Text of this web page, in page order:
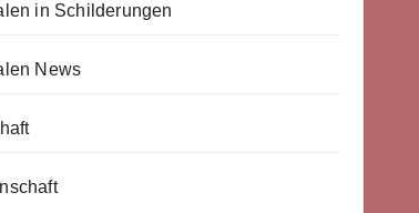
in Schilderungen
News